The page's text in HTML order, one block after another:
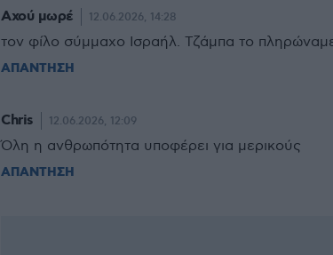
Αχού μωρέ 12.06.2026, 14:28
τον φίλο σύμμαχο Ισραήλ. Τζάμπα το
ΑΠΑΝΤΗΣΗ
Chris 12.06.2026, 12:09
Όλη η ανθρωπότητα υποφέρει για μερικούς
ΑΠΑΝΤΗΣΗ